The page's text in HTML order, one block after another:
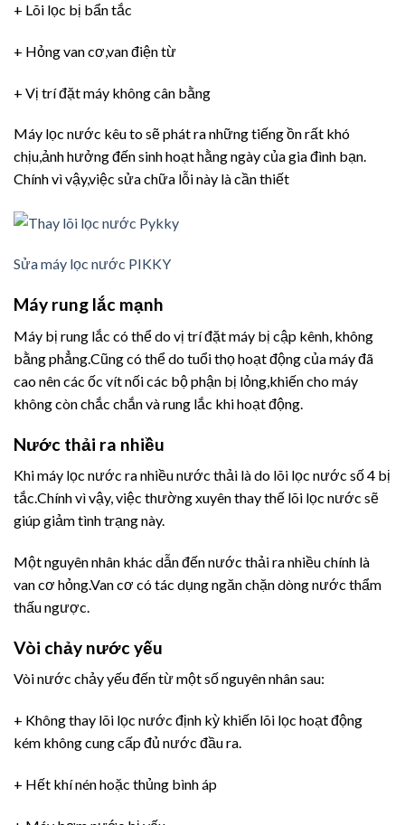
+ Lõi lọc bị bẩn tắc
+ Hỏng van cơ,van điện từ
+ Vị trí đặt máy không cân bằng
Máy lọc nước kêu to sẽ phát ra những tiếng ồn rất khó
chịu,ảnh hưởng đến sinh hoạt hằng ngày của gia đình bạn.
Chính vì vậy,việc sửa chữa lỗi này là cần thiết
Sửa máy lọc nước PIKKY
Máy rung lắc mạnh
Máy bị rung lắc có thể do vị trí đặt máy bị cập kênh, không
bằng phẳng.Cũng có thể do tuổi thọ hoạt động của máy đã
cao nên các ốc vít nối các bộ phận bị lỏng,khiến cho máy
không còn chắc chắn và rung lắc khi hoạt động.
Nước thải ra nhiều
Khi máy lọc nước ra nhiều nước thải là do lõi lọc nước số 4 bị
tắc.Chính vì vậy, việc thường xuyên thay thế lõi lọc nước sẽ
giúp giảm tình trạng này.
Một nguyên nhân khác dẫn đến nước thải ra nhiều chính là
van cơ hỏng.Van cơ có tác dụng ngăn chặn dòng nước thẩm
thấu ngược.
Vòi chảy nước yếu
Vòi nước chảy yếu đến từ một số nguyên nhân sau:
+ Không thay lõi lọc nước định kỳ khiến lõi lọc hoạt động
kém không cung cấp đủ nước đầu ra.
+ Hết khí nén hoặc thủng bình áp